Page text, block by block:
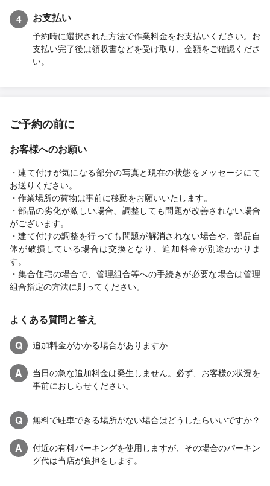
4 お支払い
予約時に選択された方法で作業料金をお支払いください。お
支払い完了後は領収書などを受け取り、金額をご確認くださ
い。
ご予約の前に
お客様へのお願い
・建て付けが気になる部分の写真と現在の状態をメッセージにて
お送りください。
・作業場所の荷物は事前に移動をお願いいたします。
・部品の劣化が激しい場合、調整しても問題が改善されない場合
がございます。
・建て付けの調整を行っても問題が解消されない場合や、部品自
体が破損している場合は交換となり、追加料金が別途かかりま
す。
・集合住宅の場合で、管理組合等への手続きが必要な場合は管理
組合指定の方法に則ってください。
よくある質問と答え
Q
追加料金がかかる場合がありますか
A
当日の急な追加料金は発生しません。必ず、お客様の状況を
事前におしらせください。
Q 無料で駐車できる場所がない場合はどうしたらいいですか？
A
付近の有料パーキングを使用しますが、その場合のパーキン
グ代は当店が負担をします。